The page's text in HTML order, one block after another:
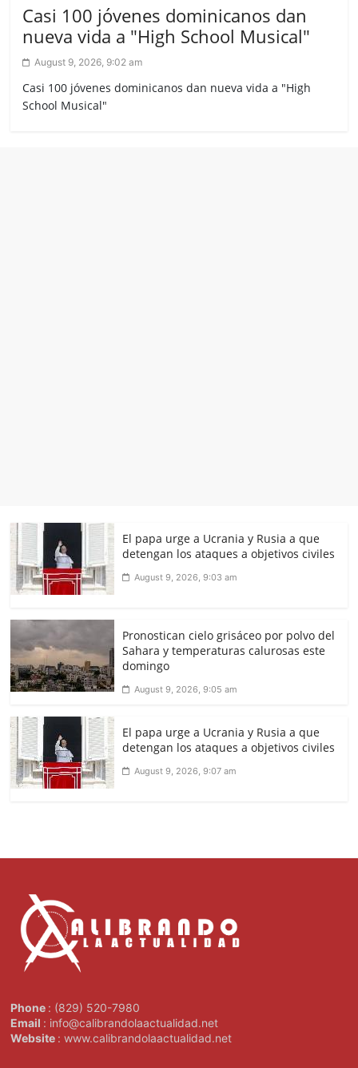
Casi 100 jóvenes dominicanos dan
nueva vida a "High School Musical"
August 9, 2026, 9:02 am
Casi 100 jóvenes dominicanos dan nueva vida a "High
School Musical"
El papa urge a Ucrania y Rusia a que
detengan los ataques a objetivos civiles
August 9, 2026, 9:03 am
Pronostican cielo grisáceo por polvo del
Sahara y temperaturas calurosas este
domingo
August 9, 2026, 9:05 am
El papa urge a Ucrania y Rusia a que
detengan los ataques a objetivos civiles
August 9, 2026, 9:07 am
Phone : (829) 520-7980
Email : info@calibrandolaactualidad.net
Website : www.calibrandolaactualidad.net